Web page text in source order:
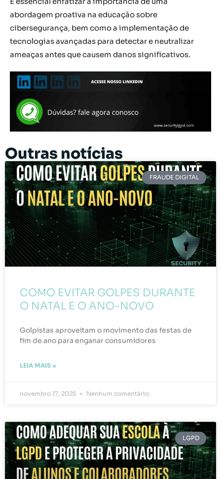
abordagem proativa na educação sobre
cibersegurança, bem como a implementação de
tecnologias avançadas para detectar e neutralizar
ameaças antes que causem danos significativos.
Outras notícias
FRAUDE DIGITAL
COMO EVITAR GOLPES DURANTE
O NATAL E O ANO-NOVO
Golpistas aproveitam o movimento das festas de
fim de ano para enganar consumidores
LEIA MAIS »
novembro 17, 2025 Nenhum comentário
LGPD